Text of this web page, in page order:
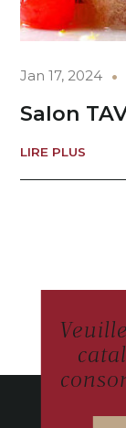
Jan 17, 2024
Salon
LIRE PLUS